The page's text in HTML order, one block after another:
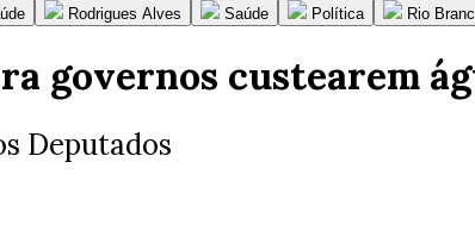
Rodrigues Alves Saúde Política Rio
governos custearem
Deputados